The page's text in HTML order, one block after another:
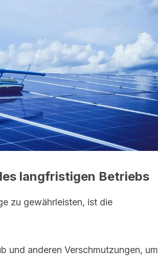
langfristigen Betriebs
zu gewährleisten, ist die
und anderen Verschmutzungen, um